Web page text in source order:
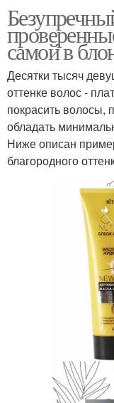
самой в
Десятки тысяч
оттенке волос -
покрасить волосы,
обладать
Ниже описан
благородного